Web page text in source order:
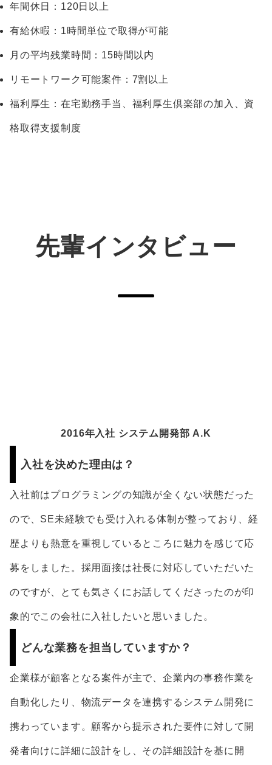
年間休日：120日以上
有給休暇：1時間単位で取得が可能
月の平均残業時間：15時間以内
リモートワーク可能案件：7割以上
福利厚生：在宅勤務手当、福利厚生倶楽部の加入、資
格取得支援制度
先輩インタビュー
2016年入社 システム開発部 A.K
入社を決めた理由は？
入社前はプログラミングの知識が全くない状態だった
ので、SE未経験でも受け入れる体制が整っており、経
歴よりも熱意を重視しているところに魅力を感じて応
募をしました。採用面接は社長に対応していただいた
のですが、とても気さくにお話してくださったのが印
象的でこの会社に入社したいと思いました。
どんな業務を担当していますか？
企業様が顧客となる案件が主で、企業内の事務作業を
自動化したり、物流データを連携するシステム開発に
携わっています。顧客から提示された要件に対して開
発者向けに詳細に設計をし、その詳細設計を基に開